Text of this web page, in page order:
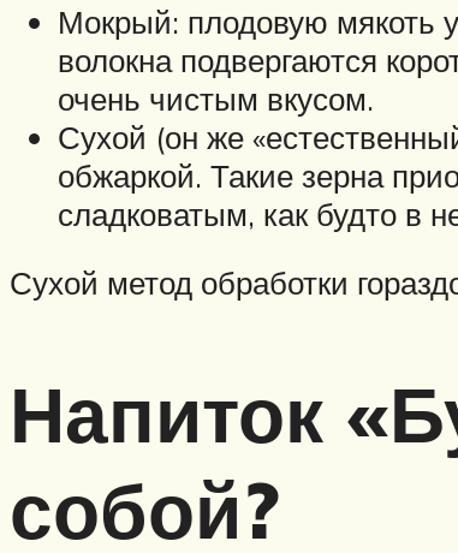
Мокрый: плодовую мякоть
волокна подвергаются
очень чистым вкусом.
Сухой (он же
обжаркой. Такие зерна
сладковатым, как будто в
Сухой метод обработки
Напиток
собой?